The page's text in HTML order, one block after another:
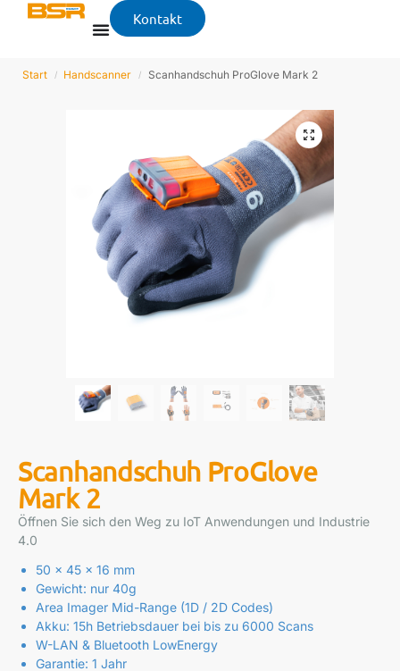
Kontakt
Start / Handscanner / Scanhandschuh ProGlove Mark 2
Scanhandschuh ProGlove
Mark 2
Öffnen Sie sich den Weg zu IoT Anwendungen und Industrie
4.0
50 x 45 x 16 mm
Gewicht: nur 40g
Area Imager Mid-Range (1D / 2D Codes)
Akku: 15h Betriebsdauer bei bis zu 6000 Scans
W-LAN & Bluetooth LowEnergy
Garantie: 1 Jahr